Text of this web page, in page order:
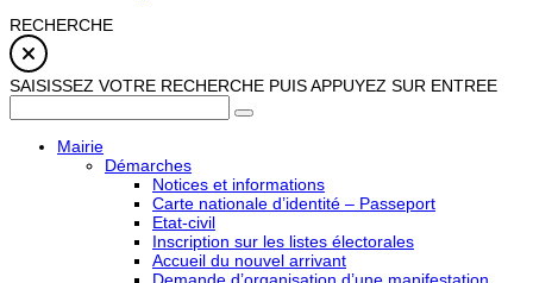
RECHERCHE
SAISISSEZ VOTRE RECHERCHE PUIS APPUYEZ SUR ENTREE
Mairie
Démarches
Notices et informations
Carte nationale d’identité – Passeport
Etat-civil
Inscription sur les listes électorales
Accueil du nouvel arrivant